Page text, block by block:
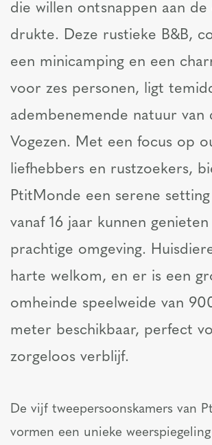
die willen ontsnappen aan de
drukte. Deze rustieke B&B,
een minicamping en een
voor zes personen, ligt
adembenemende natuur van
Vogezen. Met een focus op
liefhebbers en rustzoekers,
PtitMonde een serene
vanaf 16 jaar kunnen
prachtige omgeving.
harte welkom, en er is een
omheinde speelweide van
meter beschikbaar, perfect
zorgeloos verblijf.
De vijf tweepersoonskamers van
vormen een unieke